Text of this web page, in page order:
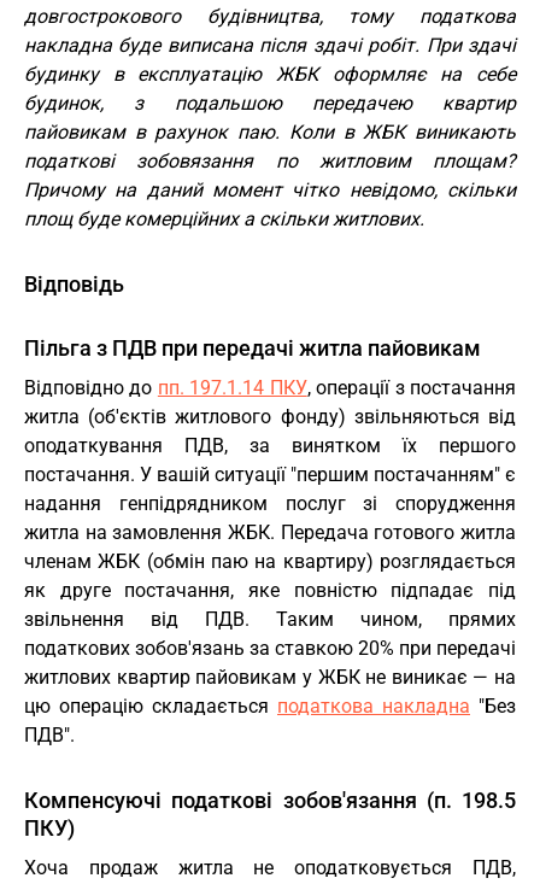
довгострокового будівництва, тому податкова
накладна буде виписана після здачі робіт. При здачі
будинку в експлуатацію ЖБК оформляє на себе
будинок, з подальшою передачею квартир
пайовикам в рахунок паю. Коли в ЖБК виникають
податкові зобовязання по житловим площам?
Причому на даний момент чітко невідомо, скільки
площ буде комерційних а скільки житлових.
Відповідь
Пільга з ПДВ при передачі житла пайовикам
Відповідно до пп. 197.1.14 ПКУ, операції з постачання
житла (об'єктів житлового фонду) звільняються від
оподаткування ПДВ, за винятком їх першого
постачання. У вашій ситуації "першим постачанням" є
надання генпідрядником послуг зі спорудження
житла на замовлення ЖБК. Передача готового житла
членам ЖБК (обмін паю на квартиру) розглядається
як друге постачання, яке повністю підпадає під
звільнення від ПДВ. Таким чином, прямих
податкових зобов'язань за ставкою 20% при передачі
житлових квартир пайовикам у ЖБК не виникає — на
цю операцію складається податкова накладна "Без
ПДВ".
Компенсуючі податкові зобов'язання (п. 198.5
ПКУ)
Хоча продаж житла не оподатковується ПДВ,